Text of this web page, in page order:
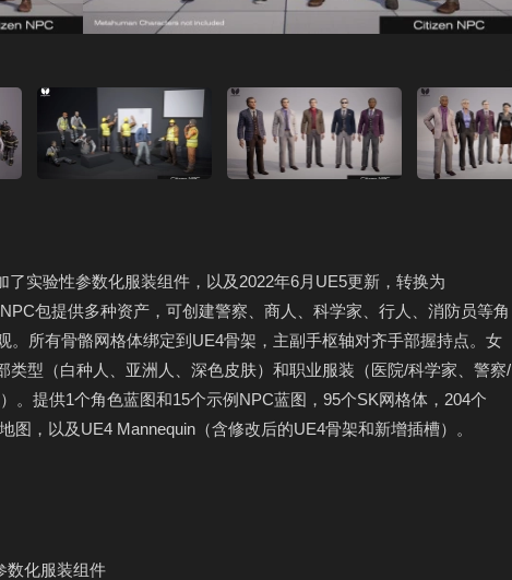
实验性参数化服装组件，以及2022年6月UE5更新，转换为
包提供多种资产，可创建警察、商人、科学家、行人、消防员等角
。所有骨骼网格体绑定到UE4骨架，主副手枢轴对齐手部握持点。女
型（白种人、亚洲人、深色皮肤）和职业服装（医院/科学家、警察/
。提供1个角色蓝图和15个示例NPC蓝图，95个SK网格体，204个
，以及UE4 Mannequin（含修改后的UE4骨架和新增插槽）。
数化服装组件